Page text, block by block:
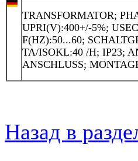
TRANSFORMATOR;
UPRI(V):400+/-5%;
F(HZ):50...60;
TA/ISOKL:40 /H; IP23;
ANSCHLUSS;
Назад в